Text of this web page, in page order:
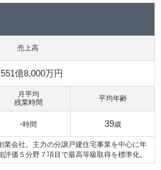
売上高
億8,000万円
月平均
残業時間
-時間
平均年齢
39歳
業会社。主力の分譲戸建住宅事業を中心に年
価５分野７項目で最高等級取得を標準化。